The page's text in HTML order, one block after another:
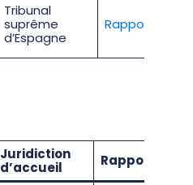
Tribunal
suprême
d’Espagne
Rapport
Juridiction
d’accueil
Rapport